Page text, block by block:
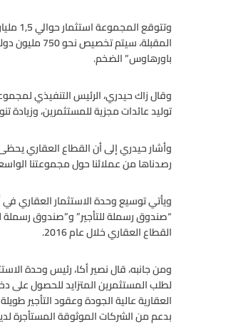
المقبلة،
باورهاوس” الضخم.
وقال زاك حيدري، الرئيس التنفيذي
توليد عائدات مجزية للمستثمرين، وزيادة
وأشار حيدري إلى أن القطاع العقاري
رصدناها من عملائنا حول مجموعتنا
“صندوق رسملة للتأجير” و”صندوق رسملة
القطاع العقاري خلال عام 2016.
ومن جانبه، قال نصير أكا، رئيس وحدة
لطلب المستثمرين المتزايد للحصول على
العقارية عالية الجودة وعقود التأجير
بدعم من الشركات الموثوقة المستأجرة